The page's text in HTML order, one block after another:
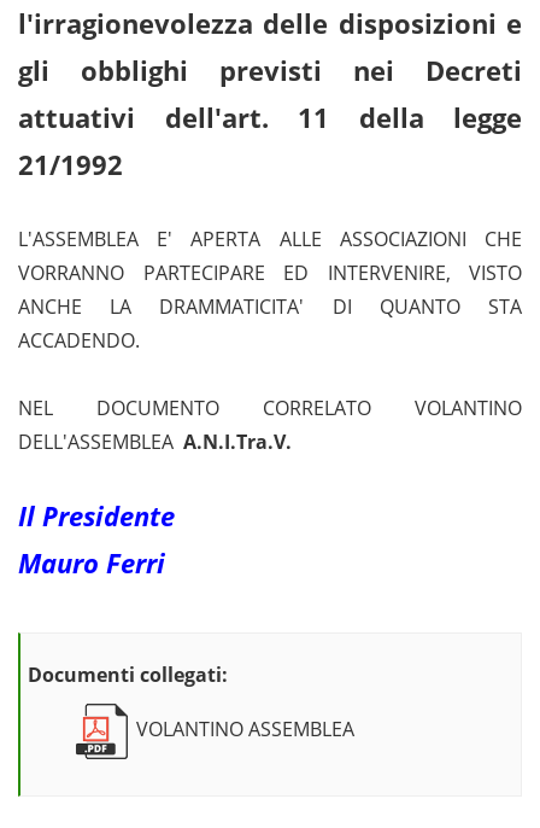
l'irragionevolezza delle disposizioni e
gli obblighi previsti nei Decreti
attuativi dell'art. 11 della legge
21/1992
L'ASSEMBLEA E' APERTA ALLE ASSOCIAZIONI CHE
VORRANNO PARTECIPARE ED INTERVENIRE, VISTO
ANCHE LA DRAMMATICITA' DI QUANTO STA
ACCADENDO.
NEL DOCUMENTO CORRELATO VOLANTINO
DELL'ASSEMBLEA A.N.I.Tra.V.
Il Presidente
Mauro Ferri
Documenti collegati:
VOLANTINO ASSEMBLEA